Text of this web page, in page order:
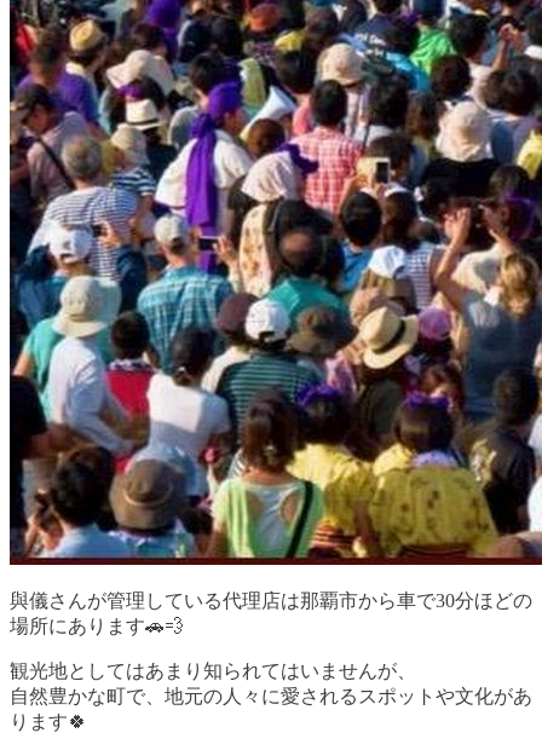
與儀さんが管理している代理店は那覇市から車で30分ほどの
場所にあります🚗💨
観光地としてはあまり知られてはいませんが、
自然豊かな町で、地元の人々に愛されるスポットや文化があ
ります🍀